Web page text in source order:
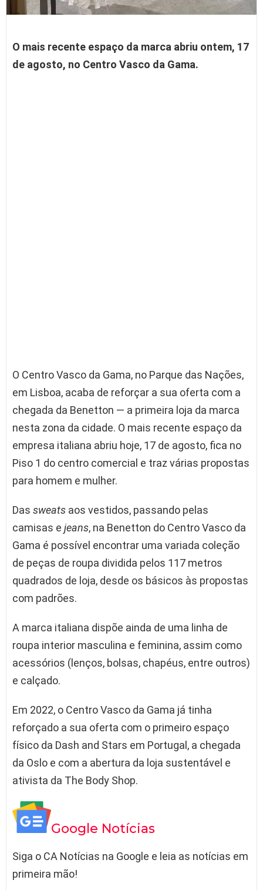
O mais recente espaço da marca abriu ontem, 17
de agosto, no Centro Vasco da Gama.
O Centro Vasco da Gama, no Parque das Nações,
em Lisboa, acaba de reforçar a sua oferta com a
chegada da Benetton — a primeira loja da marca
nesta zona da cidade. O mais recente espaço da
empresa italiana abriu hoje, 17 de agosto, fica no
Piso 1 do centro comercial e traz várias propostas
para homem e mulher.
Das sweats aos vestidos, passando pelas
camisas e jeans, na Benetton do Centro Vasco da
Gama é possível encontrar uma variada coleção
de peças de roupa dividida pelos 117 metros
quadrados de loja, desde os básicos às propostas
com padrões.
A marca italiana dispõe ainda de uma linha de
roupa interior masculina e feminina, assim como
acessórios (lenços, bolsas, chapéus, entre outros)
e calçado.
Em 2022, o Centro Vasco da Gama já tinha
reforçado a sua oferta com o primeiro espaço
físico da Dash and Stars em Portugal, a chegada
da Oslo e com a abertura da loja sustentável e
ativista da The Body Shop.
Google Notícias
Siga o CA Notícias na Google e leia as notícias em
primeira mão!